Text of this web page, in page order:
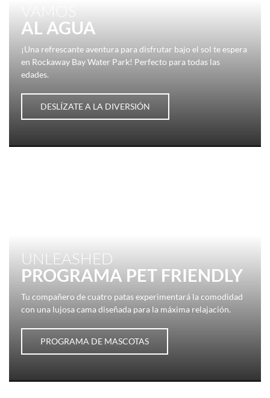
AL AGUA
¡Una refrescante aventura para disfrutar bajo el sol te espera
en Rockaway Bay Water Park! Perfecto para todas las
edades.
DESLÍZATE A LA DIVERSIÓN
UNLEASHED
PROGRAMA PET FRIENDLY
Tu compañero de cuatro patas experimentará la comodidad
con una lujosa cama diseñada para la máxima relajación.
PROGRAMA DE MASCOTAS